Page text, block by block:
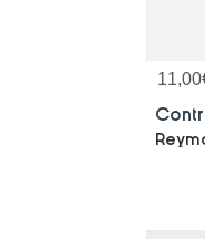
11,00